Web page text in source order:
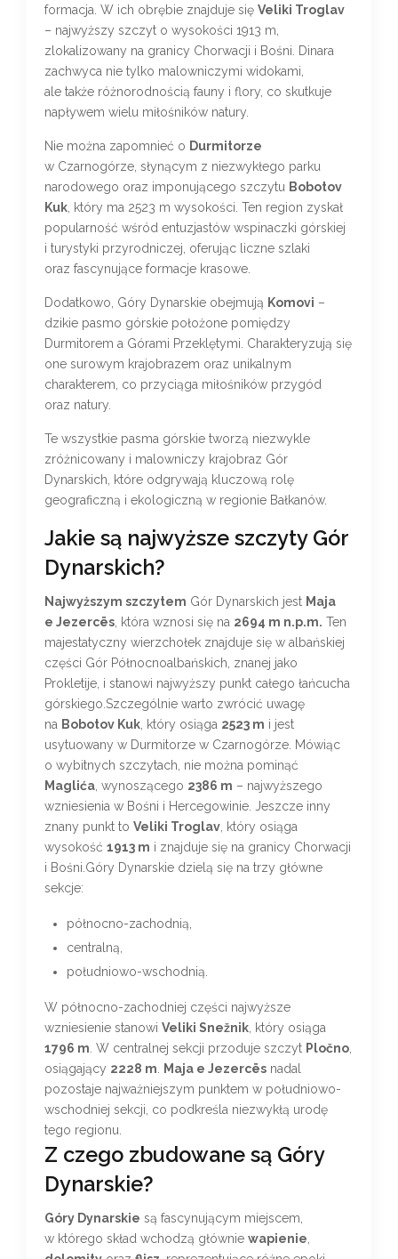
formacja. W ich obrębie znajduje się Veliki Troglav
– najwyższy szczyt o wysokości 1913 m,
zlokalizowany na granicy Chorwacji i Bośni. Dinara
zachwyca nie tylko malowniczymi widokami,
ale także różnorodnością fauny i flory, co skutkuje
napływem wielu miłośników natury.
Nie można zapomnieć o Durmitorze
w Czarnogórze, słynącym z niezwykłego parku
narodowego oraz imponującego szczytu Bobotov
Kuk , który ma 2523 m wysokości. Ten region zyskał
popularność wśród entuzjastów wspinaczki górskiej
i turystyki przyrodniczej, oferując liczne szlaki
oraz fascynujące formacje krasowe.
Dodatkowo, Góry Dynarskie obejmują Komovi –
dzikie pasmo górskie położone pomiędzy
Durmitorem a Górami Przeklętymi. Charakteryzują się
one surowym krajobrazem oraz unikalnym
charakterem, co przyciąga miłośników przygód
oraz natury.
Te wszystkie pasma górskie tworzą niezwykle
zróżnicowany i malowniczy krajobraz Gór
Dynarskich, które odgrywają kluczową rolę
geograficzną i ekologiczną w regionie Bałkanów.
Jakie są najwyższe szczyty Gór
Dynarskich?
Najwyższym szczytem Gór Dynarskich jest Maja
e Jezercës , która wznosi się na 2694 m n.p.m. Ten
majestatyczny wierzchołek znajduje się w albańskiej
części Gór Północnoalbańskich, znanej jako
Prokletije, i stanowi najwyższy punkt całego łańcucha
górskiego.Szczególnie warto zwrócić uwagę
na Bobotov Kuk , który osiąga 2523 m i jest
usytuowany w Durmitorze w Czarnogórze. Mówiąc
o wybitnych szczytach, nie można pominąć
Maglića , wynoszącego 2386 m – najwyższego
wzniesienia w Bośni i Hercegowinie. Jeszcze inny
znany punkt to Veliki Troglav , który osiąga
wysokość 1913 m i znajduje się na granicy Chorwacji
i Bośni.Góry Dynarskie dzielą się na trzy główne
sekcje:
północno-zachodnią,
centralną,
południowo-wschodnią.
W północno-zachodniej części najwyższe
wzniesienie stanowi Veliki Snežnik , który osiąga
1796 m . W centralnej sekcji przoduje szczyt Pločno
osiągający 2228 m Maja e Jezercës nadal
pozostaje najważniejszym punktem w południowo-
wschodniej sekcji, co podkreśla niezwykłą urodę
tego regionu.
Z czego zbudowane są Góry
Dynarskie?
Góry Dynarskie są fascynującym miejscem,
w którego skład wchodzą głównie wapienie